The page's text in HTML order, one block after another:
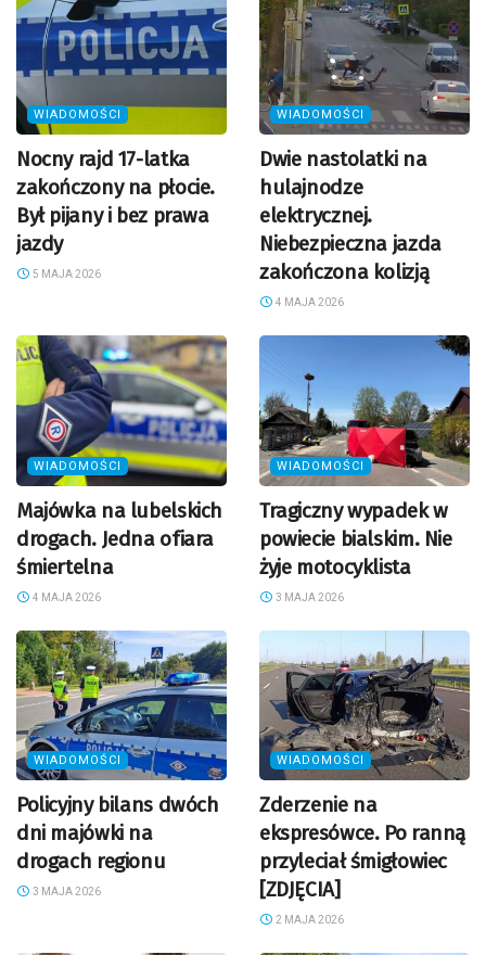
WIADOMOŚCI
Nocny rajd 17-latka
zakończony na płocie.
Był pijany i bez prawa
jazdy
5 MAJA 2026
WIADOMOŚCI
Dwie nastolatki na
hulajnodze
elektrycznej.
Niebezpieczna jazda
zakończona kolizją
4 MAJA 2026
WIADOMOŚCI
Majówka na lubelskich
drogach. Jedna ofiara
śmiertelna
4 MAJA 2026
WIADOMOŚCI
Tragiczny wypadek w
powiecie bialskim. Nie
żyje motocyklista
3 MAJA 2026
WIADOMOŚCI
Policyjny bilans dwóch
dni majówki na
drogach regionu
3 MAJA 2026
WIADOMOŚCI
Zderzenie na
ekspresówce. Po ranną
przyleciał śmigłowiec
[ZDJĘCIA]
2 MAJA 2026